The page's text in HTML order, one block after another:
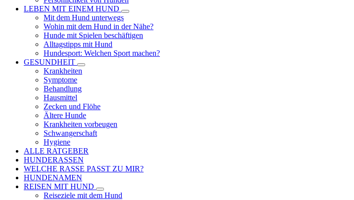
LEBEN MIT EINEM HUND
Mit dem Hund unterwegs
Wohin mit dem Hund in der Nähe?
Hunde mit Spielen beschäftigen
Alltagstipps mit Hund
Hundesport: Welchen Sport machen?
GESUNDHEIT
Krankheiten
Symptome
Behandlung
Hausmittel
Zecken und Flöhe
Ältere Hunde
Krankheiten vorbeugen
Schwangerschaft
Hygiene
ALLE RATGEBER
HUNDERASSEN
WELCHE RASSE PASST ZU MIR?
HUNDENAMEN
REISEN MIT HUND
Reiseziele mit dem Hund